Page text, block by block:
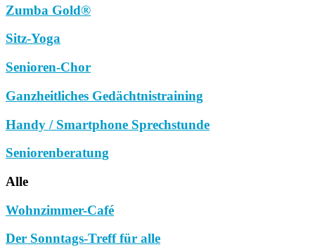
Zumba Gold®
Sitz-Yoga
Senioren-Chor
Ganzheitliches Gedächtnistraining
Handy / Smartphone Sprechstunde
Seniorenberatung
Alle
Wohnzimmer-Café
Der Sonntags-Treff für alle